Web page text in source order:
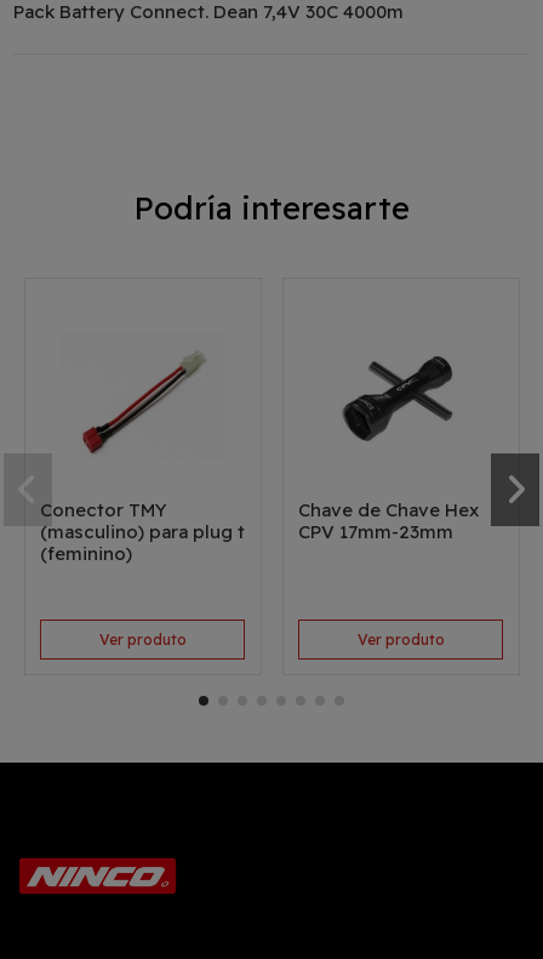
Pack Battery Connect. Dean 7,4V 30C 4000m
Podría interesarte
Conector TMY
(masculino) para plug t
(feminino)
Ver produto
Chave de Chave Hex
CPV 17mm-23mm
Ver produto